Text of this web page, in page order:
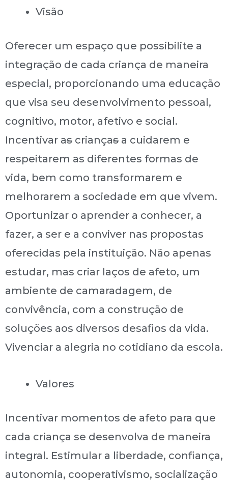
Visão
Oferecer um espaço que possibilite a
integração de cada criança de maneira
especial, proporcionando uma educação
que visa seu desenvolvimento pessoal,
cognitivo, motor, afetivo e social.
Incentivar as crianças a cuidarem e
respeitarem as diferentes formas de
vida, bem como transformarem e
melhorarem a sociedade em que vivem.
Oportunizar o aprender a conhecer, a
fazer, a ser e a conviver nas propostas
oferecidas pela instituição. Não apenas
estudar, mas criar laços de afeto, um
ambiente de camaradagem, de
convivência, com a construção de
soluções aos diversos desafios da vida.
Vivenciar a alegria no cotidiano da escola.
Valores
Incentivar momentos de afeto para que
cada criança se desenvolva de maneira
integral. Estimular a liberdade, confiança,
autonomia, cooperativismo, socialização